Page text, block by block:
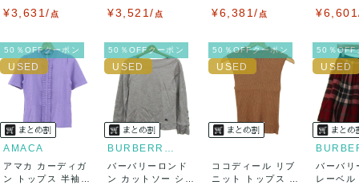
また商品には細心の注意をはらっておりますが、何かござい
ましたら、レビュー記載前に必ずコメント欄よりご連絡お願
い致します。対応できることがあれば、誠意をもって対応致
します。
また並行輸入品もございますので、真贋方法などお答えでき
ない場合もございます。
袖 シフォン...
¥3,631/ 点
ンチスリーブ...
¥3,521/ 点
ン トップス 長...
¥6,381/ 点
LC ...
50％OFFクーポン
AMACA
アマカ カーディガ
ン トップス 半袖
50％OFFクーポン
BURBERRY LONDON
バーバリーロンド
ン カットソー シャ
50％OFFクーポン
ココディール リブ
ニット トップス ノ
50％OFF
バーバリ
レーベル